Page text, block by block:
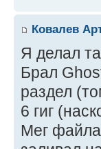
Ковалев
Я делал
Брал
раздел
6 гиг
Мег